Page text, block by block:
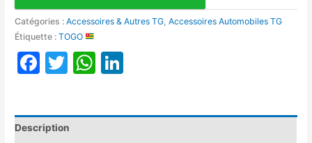
Catégories :Accessoires & Autres TG ,Accessoires Automobiles TG
Étiquette :TOGO
Facebook
TwitterWhatsApp
Description